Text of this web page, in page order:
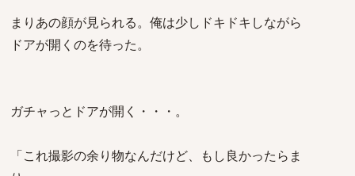
まりあの顔が見られる。俺は少しドキドキしながら
ドアが開くのを待った。
ガチャっとドアが開く・・・。
「これ撮影の余り物なんだけど、もし良かったらま